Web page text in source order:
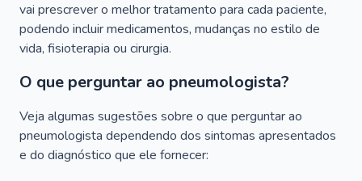
vai prescrever o melhor tratamento para cada paciente,
podendo incluir medicamentos, mudanças no estilo de
vida, fisioterapia ou cirurgia.
O que perguntar ao pneumologista?
Veja algumas sugestões sobre o que perguntar ao
pneumologista dependendo dos sintomas apresentados
e do diagnóstico que ele fornecer: